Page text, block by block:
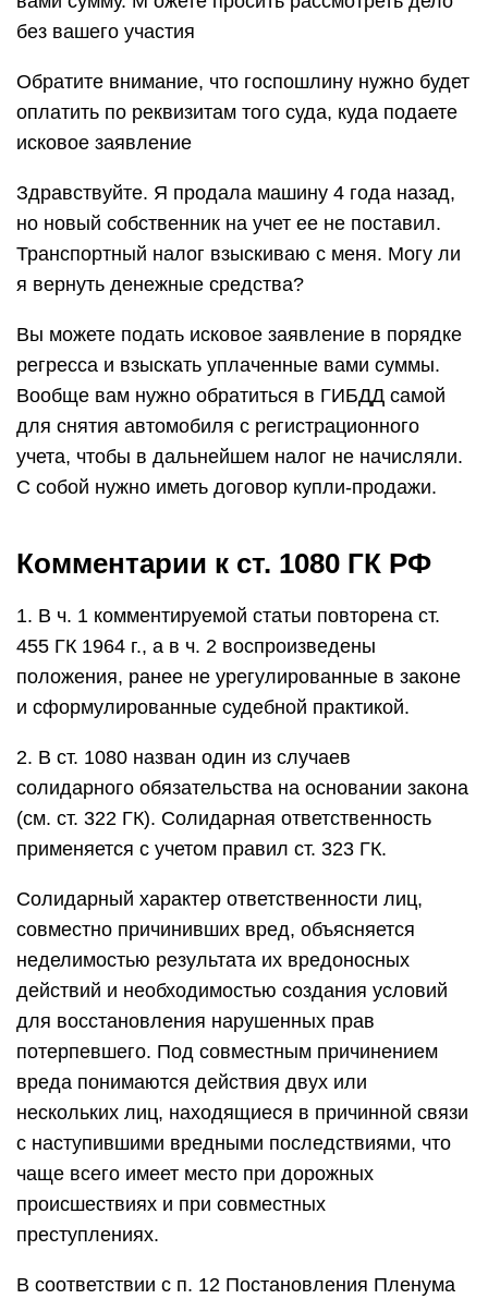
без вашего участия
Обратите внимание, что госпошлину нужно будет
оплатить по реквизитам того суда, куда подаете
исковое заявление
Здравствуйте. Я продала машину 4 года назад,
но новый собственник на учет ее не поставил.
Транспортный налог взыскиваю с меня. Могу ли
я вернуть денежные средства?
Вы можете подать исковое заявление в порядке
регресса и взыскать уплаченные вами суммы.
Вообще вам нужно обратиться в ГИБДД самой
для снятия автомобиля с регистрационного
учета, чтобы в дальнейшем налог не начисляли.
С собой нужно иметь договор купли-продажи.
Комментарии к ст. 1080 ГК РФ
1. В ч. 1 комментируемой статьи повторена ст.
455 ГК 1964 г., а в ч. 2 воспроизведены
положения, ранее не урегулированные в законе
и сформулированные судебной практикой.
2. В ст. 1080 назван один из случаев
солидарного обязательства на основании закона
(см. ст. 322 ГК). Солидарная ответственность
применяется с учетом правил ст. 323 ГК.
Солидарный характер ответственности лиц,
совместно причинивших вред, объясняется
неделимостью результата их вредоносных
действий и необходимостью создания условий
для восстановления нарушенных прав
потерпевшего. Под совместным причинением
вреда понимаются действия двух или
нескольких лиц, находящиеся в причинной связи
с наступившими вредными последствиями, что
чаще всего имеет место при дорожных
происшествиях и при совместных
преступлениях.
В соответствии с п. 12 Постановления Пленума